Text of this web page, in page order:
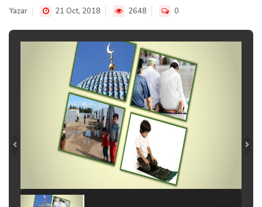
Yazar 21 Oct, 2018 2648 0